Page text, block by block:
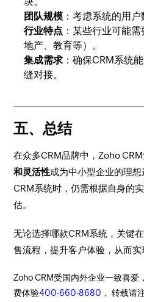
团队规模 ：考虑系统的用户
行业特点 ：某些行业可能
地产、教育等）。
集成需求：确保CRM系统
缝对接。
五、总结
在众多CRM品牌中，Zoho
和灵活性成为中小型企业的理
CRM系统时，仍需根据自身的
估。
无论选择哪款CRM系统，关键
售流程，提升客户体验，从而实
Zoho CRM受国内外企业一致喜爱
费体验400-660-8680 ， 转载请